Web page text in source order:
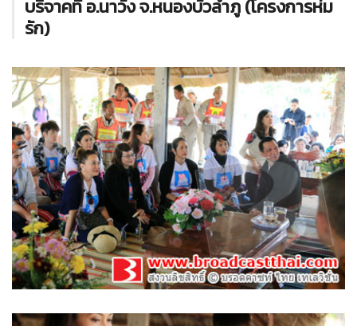
บริจาคที่ อ.นาวัง จ.หนองบัวลำภู (โครงการห่ม
รัก)